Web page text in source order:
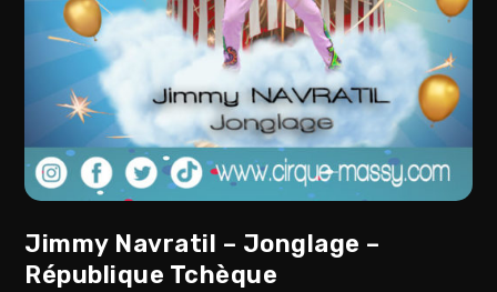
Jimmy Navratil – Jonglage –
République Tchèque